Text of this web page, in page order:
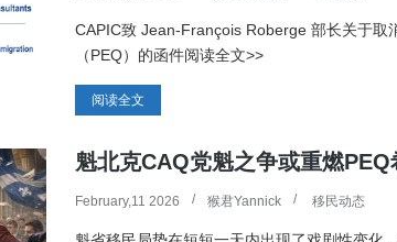
CAPIC致 Jean-François Roberge 部长关于取
（PEQ）的函件阅读全文>>
阅读全文
魁北克CAQ党魁之争或重燃PEQ
February,11 2026 猴君Yannick 移民动态
魁省 IT 试点项目 CSQ：本事务所受托
案件全数获批
Read more →
过情况